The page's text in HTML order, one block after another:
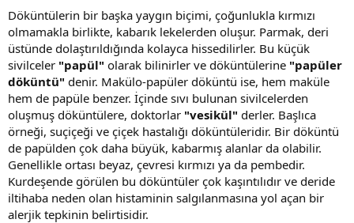
Döküntülerin bir başka yaygın biçimi, çoğunlukla kırmızı
olmamakla birlikte, kabarık lekelerden oluşur. Parmak, deri
üstünde dolaştırıldığında kolayca hissedilirler. Bu küçük
sivilceler "papül" olarak bilinirler ve döküntülerine "papüler
döküntü" denir. Makülo-papüler döküntü ise, hem maküle
hem de papüle benzer. İçinde sıvı bulunan sivilcelerden
oluşmuş döküntülere, doktorlar "vesikül" derler. Başlıca
örneği, suçiçeği ve çiçek hastalığı döküntüleridir. Bir döküntü
de papülden çok daha büyük, kabarmış alanlar da olabilir.
Genellikle ortası beyaz, çevresi kırmızı ya da pembedir.
Kurdeşende görülen bu döküntüler çok kaşıntılıdır ve deride
iltihaba neden olan histaminin salgılanmasına yol açan bir
alerjik tepkinin belirtisidir.